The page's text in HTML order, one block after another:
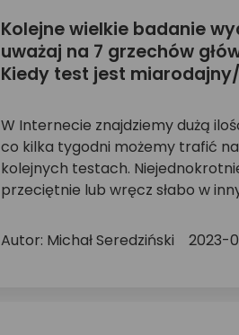
Kolejne wielkie badanie
uważaj na 7 grzechów
Kiedy test jest
W Internecie znajdziemy dużą
co kilka tygodni możemy trafić na
kolejnych testach.
przeciętnie lub wręcz słabo w
Autor: Michał Seredziński 2023-